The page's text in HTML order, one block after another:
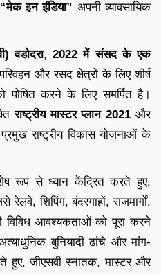
“मेक इन इंडिया” अपनी व्यावसायिक
वडोदरा,2022 में संसद के एक
और रसद क्षेत्रों के लिए शीर्ष
पोषित करने के लिए समर्पित है।
राष्ट्रीय मास्टर प्लान 2021 और
राष्ट्रीय विकास योजनाओं के
रूप से ध्यान केंद्रित करते हुए,
शिपिंग, बंदरगाहों, राजमार्गों,
विविध आवश्यकताओं को पूरा करने
बुनियादी ढांचे और मांग-
हुए, जीएसवी स्नातक, मास्टर और